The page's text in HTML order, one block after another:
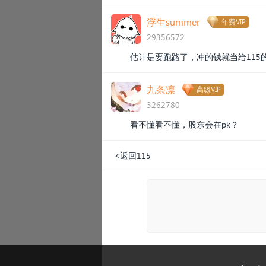
浮生summer 年费VIP
29356572
估计是要跑路了，冲的钱就当给115
九条凛 高级VIP
3262780
看不懂看不懂，股东会在pk？
<返回115